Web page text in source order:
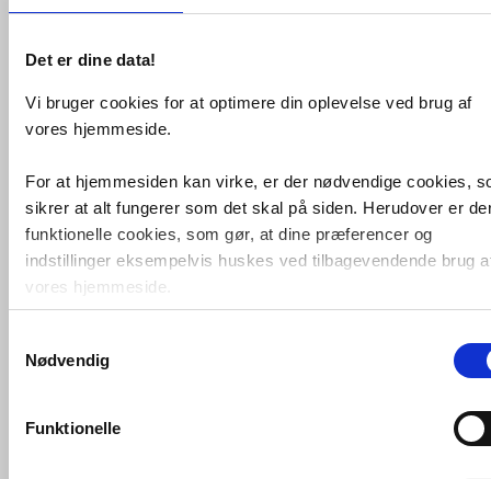
Det er dine data!
Vi bruger cookies for at optimere din oplevelse ved brug af
vores hjemmeside.
For at hjemmesiden kan virke, er der nødvendige cookies,
sikrer at alt fungerer som det skal på siden. Herudover er
funktionelle cookies, som gør, at dine præferencer og
indstillinger eksempelvis huskes ved tilbagevendende brug
vores hjemmeside.
Foruden nødvendige og funktionelle cookies er der
cookies. Disse bruger vi bl.a. til at måle trafik, omsætning,
marketingcookies, som vi bruger til at målrette vores
markedsføring med henblik på annonceindhold, som giver
Nødvendig
Funktionelle
3.873,-
1.495,- Køb
Damixa Silhouet